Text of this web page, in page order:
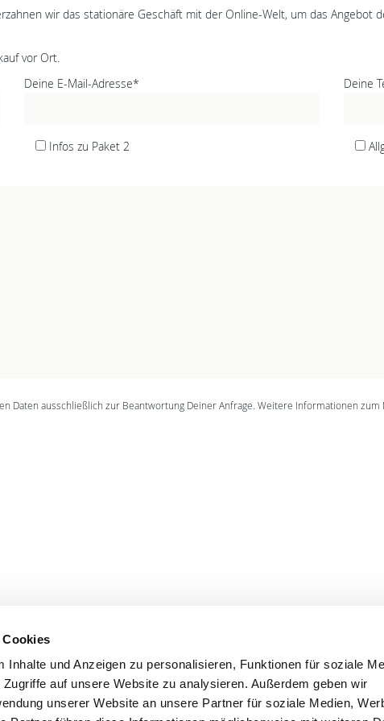
Cookies
Inhalte und Anzeigen zu personalisieren, Funktionen für soziale
auf unsere Website zu analysieren. Außerdem geben wir
unserer Website an unsere Partner für soziale Medien,
wir das stationäre Geschäft mit der Online-Welt, um das Angebot
vor Ort.
Deine E-Mail-Adresse* Deine
Infos zu Paket 2
Daten ausschließlich zur Beantwortung Deiner Anfrage. Weitere Informationen zum
CONNECT SERVICE
WhatsApp